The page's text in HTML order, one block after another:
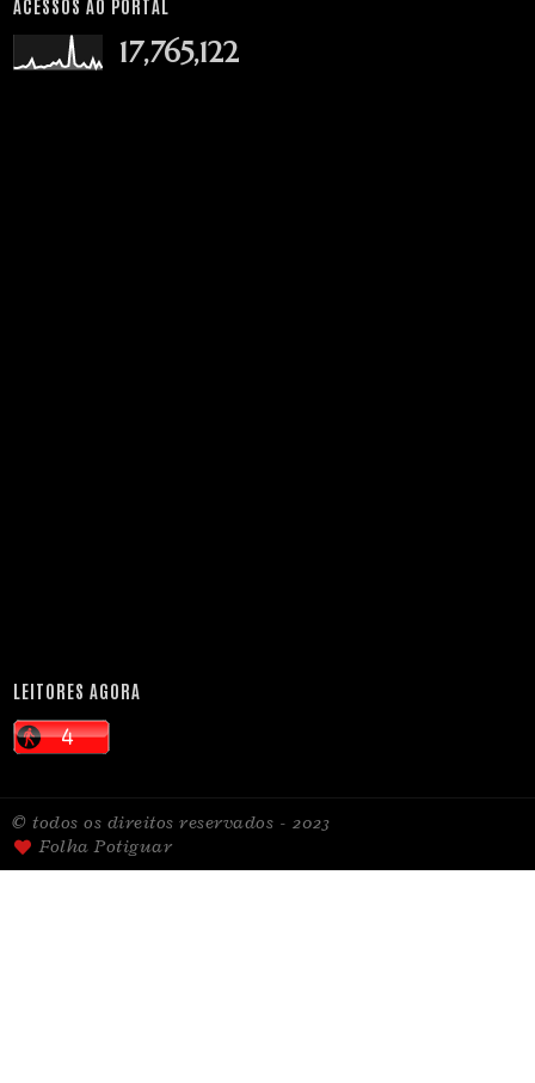
ACESSOS AO PORTAL
17,765,122
LEITORES AGORA
© todos os direitos reservados - 2023
Folha Potiguar